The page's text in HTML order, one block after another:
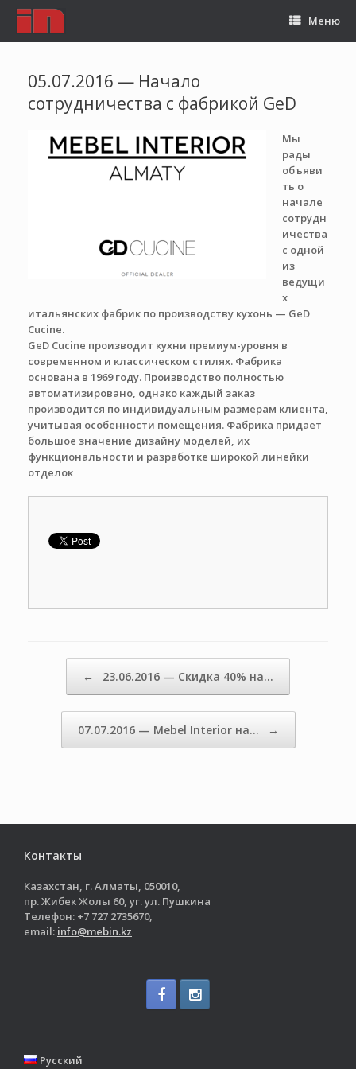
Меню
05.07.2016 — Начало
сотрудничества с фабрикой GeD
Мы
рады
объяви
ть о
начале
сотрудн
ичества
с одной
из
ведущи
х
итальянских фабрик по производству кухонь — GeD
Cucine.
GeD Cucine производит кухни премиум-уровня в
современном и классическом стилях. Фабрика
основана в 1969 году. Производство полностью
автоматизировано, однако каждый заказ
производится по индивидуальным размерам клиента,
учитывая особенности помещения. Фабрика придает
большое значение дизайну моделей, их
функциональности и разработке широкой линейки
отделок
← 23.06.2016 — Скидка 40% на…
07.07.2016 — Mebel Interior на… →
Контакты
Казахстан, г. Алматы, 050010,
пр. Жибек Жолы 60, уг. ул. Пушкина
Телефон: +7 727 2735670,
email: info@mebin.kz
Русский